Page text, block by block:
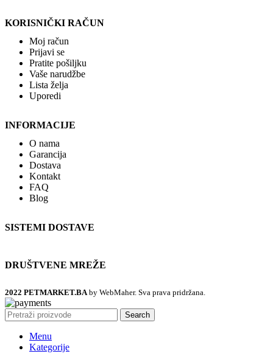
KORISNIČKI RAČUN
Moj račun
Prijavi se
Pratite pošiljku
Vaše narudžbe
Lista želja
Uporedi
INFORMACIJE
O nama
Garancija
Dostava
Kontakt
FAQ
Blog
SISTEMI DOSTAVE
DRUŠTVENE MREŽE
2022 PETMARKET.BAby WebMaher. Sva prava pridržana.
Search
Menu
Kategorije